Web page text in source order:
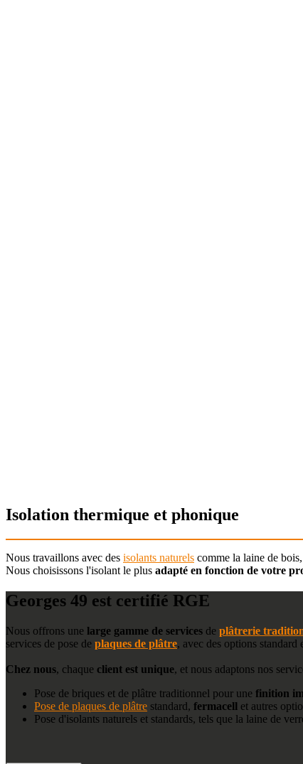
Isolation thermique et phonique
Nous travaillons avec des isolants naturels comme la laine de
Nous choisissons l'isolant le plus adapté en fonction de votre
Georges 49 est certifié RGE
Nous offrons une large gamme de services de plâtrerie
services de pose de plaques de plâtre, avec des options standard
Chez nous, chaque client est unique, et nous adaptons nos
Pose de briques et de plâtre traditionnel pour une finition
Pose de plaques de plâtre standard, fermacell et autres
Pose d'isolants naturels et standards, tels que la laine de